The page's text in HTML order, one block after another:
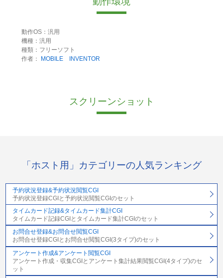
動作OS：汎用
機種：汎用
種類：フリーソフト
作者：
MOBILE INVENTOR
スクリーンショット
「ホスト用」カテゴリーの人気ランキング
予約状況登録&予約状況閲覧CGI
予約状況登録CGIと予約状況閲覧CGIのセット
タイムカード記録&タイムカード集計CGI
タイムカード記録CGIとタイムカード集計CGIのセット
お問合せ登録&お問合せ閲覧CGI
お問合せ登録CGIとお問合せ閲覧CGI(3タイプ)のセット
アンケート作成&アンケート閲覧CGI
アンケート作成・収集CGIとアンケート集計結果閲覧CGI(4タイプ)のセ
ット